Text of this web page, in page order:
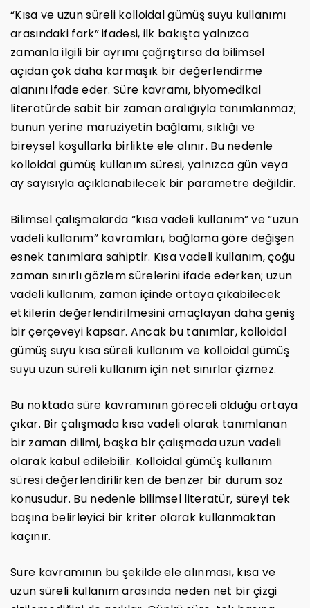
“Kısa ve uzun süreli kolloidal gümüş suyu kullanımı
arasındaki fark” ifadesi, ilk bakışta yalnızca
zamanla ilgili bir ayrımı çağrıştırsa da bilimsel
açıdan çok daha karmaşık bir değerlendirme
alanını ifade eder. Süre kavramı, biyomedikal
literatürde sabit bir zaman aralığıyla tanımlanmaz;
bunun yerine maruziyetin bağlamı, sıklığı ve
bireysel koşullarla birlikte ele alınır. Bu nedenle
kolloidal gümüş kullanım süresi, yalnızca gün veya
ay sayısıyla açıklanabilecek bir parametre değildir.
Bilimsel çalışmalarda “kısa vadeli kullanım” ve “uzun
vadeli kullanım” kavramları, bağlama göre değişen
esnek tanımlara sahiptir. Kısa vadeli kullanım, çoğu
zaman sınırlı gözlem sürelerini ifade ederken; uzun
vadeli kullanım, zaman içinde ortaya çıkabilecek
etkilerin değerlendirilmesini amaçlayan daha geniş
bir çerçeveyi kapsar. Ancak bu tanımlar, kolloidal
gümüş suyu kısa süreli kullanım ve kolloidal gümüş
suyu uzun süreli kullanım için net sınırlar çizmez.
Bu noktada süre kavramının göreceli olduğu ortaya
çıkar. Bir çalışmada kısa vadeli olarak tanımlanan
bir zaman dilimi, başka bir çalışmada uzun vadeli
olarak kabul edilebilir. Kolloidal gümüş kullanım
süresi değerlendirilirken de benzer bir durum söz
konusudur. Bu nedenle bilimsel literatür, süreyi tek
başına belirleyici bir kriter olarak kullanmaktan
kaçınır.
Süre kavramının bu şekilde ele alınması, kısa ve
uzun süreli kullanım arasında neden net bir çizgi